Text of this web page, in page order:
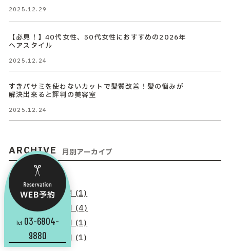
2025.12.29
【必見！】40代女性、50代女性におすすめの2026年
ヘアスタイル
2025.12.24
すきバサミを使わないカットで髪質改善！髪の悩みが
解決出来ると評判の美容室
2025.12.24
ARCHIVE 月別アーカイブ
2026年 (7)
2026年8月 (1)
2026年6月 (4)
2026年3月 (1)
2026年1月 (1)
Tel 03-6804-
9880